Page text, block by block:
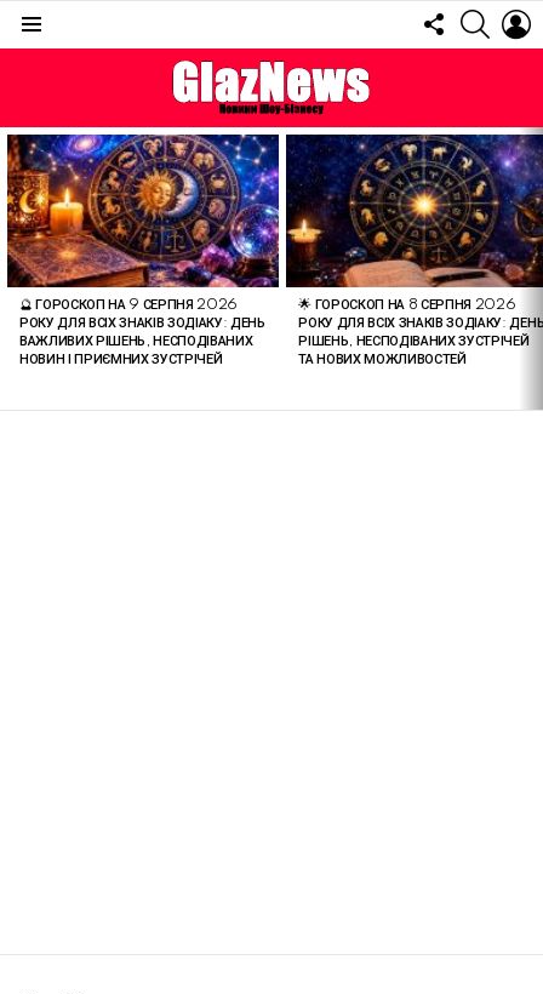
FOLLOW
US
ОСТАННІ
СТАТТІ
🔮 ГОРОСКОП НА 9 СЕРПНЯ 2026
РОКУ ДЛЯ ВСІХ ЗНАКІВ ЗОДІАКУ: ДЕНЬ
ВАЖЛИВИХ РІШЕНЬ, НЕСПОДІВАНИХ
НОВИН І ПРИЄМНИХ ЗУСТРІЧЕЙ
🌟 ГОРОСКОП НА 8 СЕРПНЯ 2026
РОКУ ДЛЯ ВСІХ ЗНАКІВ ЗОДІАКУ:
РІШЕНЬ, НЕСПОДІВАНИХ ЗУСТРІЧЕЙ
ТА НОВИХ МОЖЛИВОСТЕЙ